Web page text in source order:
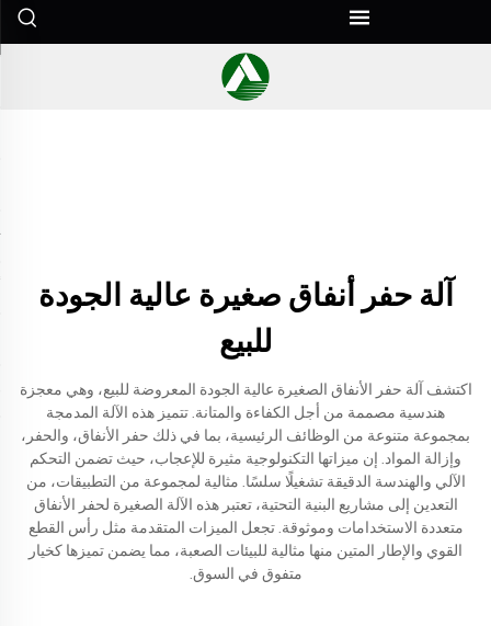
آلة حفر أنفاق صغيرة عالية الجودة
للبيع
اكتشف آلة حفر الأنفاق الصغيرة عالية الجودة المعروضة للبيع، وهي معجزة
هندسية مصممة من أجل الكفاءة والمتانة. تتميز هذه الآلة المدمجة
بمجموعة متنوعة من الوظائف الرئيسية، بما في ذلك حفر الأنفاق، والحفر،
وإزالة المواد. إن ميزاتها التكنولوجية مثيرة للإعجاب، حيث تضمن التحكم
الآلي والهندسة الدقيقة تشغيلًا سلسًا. مثالية لمجموعة من التطبيقات، من
التعدين إلى مشاريع البنية التحتية، تعتبر هذه الآلة الصغيرة لحفر الأنفاق
متعددة الاستخدامات وموثوقة. تجعل الميزات المتقدمة مثل رأس القطع
القوي والإطار المتين منها مثالية للبيئات الصعبة، مما يضمن تميزها كخيار
متفوق في السوق.